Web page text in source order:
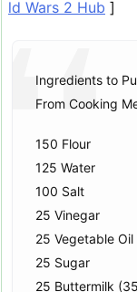
ld Wars 2 Hub ]
Ingredients to
From Cooking
150 Flour
125 Water
100 Salt
25 Vinegar
25 Vegetable Oil
25 Sugar
25 Buttermilk